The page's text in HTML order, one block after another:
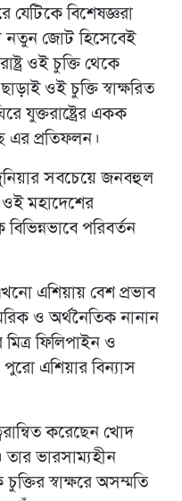
যেটিকে বিশেষজ্ঞরা
নতুন জোট হিসেবেই
ওই চুক্তি থেকে
ওই চুক্তি স্বাক্ষরিত
যুক্তরাষ্ট্রের একক
এর প্রতিফলন।
সবচেয়ে জনবহুল
ওই মহাদেশের
পরিবর্তন
এশিয়ায় বেশ প্রভাব
ও অর্থনৈতিক নানান
মিত্র ফিলিপাইন ও
পুরো এশিয়ার বিন্যাস
করেছেন খোদ
তার ভারসাম্যহীন
স্বাক্ষরে অসম্মতি